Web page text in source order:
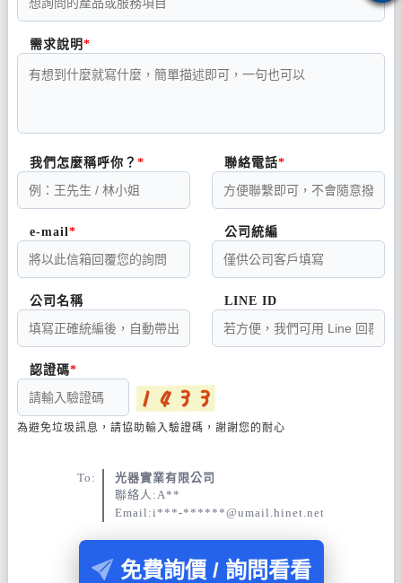
需求說明
我們怎麼稱呼你？ 聯絡電話
e-mail 公司統編
公司名稱 LINE ID
認證碼
為避免垃圾訊息，請協助輸入驗證碼，謝謝您的耐心
To:
光器實業有限公司
聯絡人:A**
Email:i***-******@umail.hinet.net
免費詢價 / 詢問看看